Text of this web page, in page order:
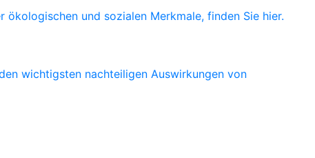
und sozialen Merkmale, finden Sie hier.
wichtigsten nachteiligen Auswirkungen von